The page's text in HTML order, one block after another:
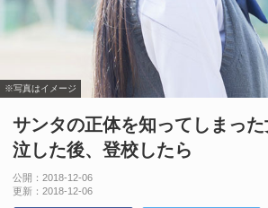
※写真はイメージ
サンタの正体を知ってしまっ
泣した後、登校したら
公開： 2018-12-06
更新： 2018-12-06